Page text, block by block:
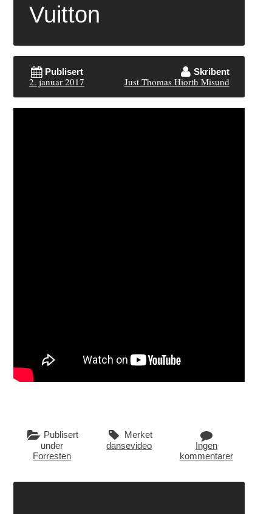
Vuitton
Publisert
2. januar 2017
Skribent
Just Thomas Hiorth Misund
Publisert
under
Forresten
Merket
dansevideo
Ingen
kommentarer